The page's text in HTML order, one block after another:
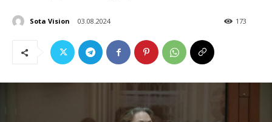
Sota Vision 03.08.2024 173